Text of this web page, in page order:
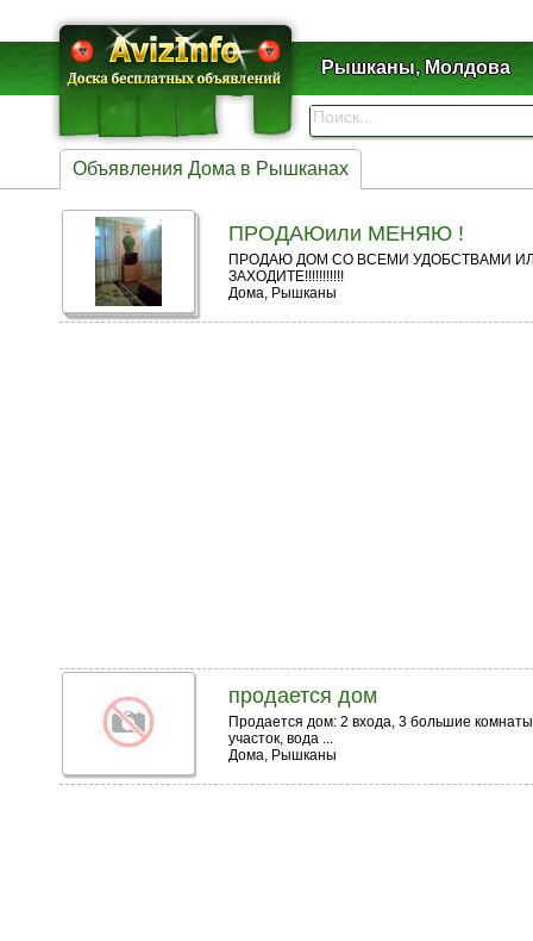
Рышканы, Молдова
Объявления Дома в Рышканах
ПРОДАЮили МЕНЯЮ !
ПРОДАЮ ДОМ СО ВСЕМИ УДОБСТВАМИ
ЗАХОДИТЕ!!!!!!!!!!!
Дома, Рышканы
продается дом
Продается дом: 2 входа, 3 большие
участок, вода ...
Дома, Рышканы